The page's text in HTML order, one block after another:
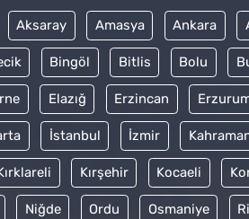
Aksaray Amasya Ankara
Bingöl Bitlis Bolu
Elazığ Erzincan
İstanbul İzmir
Kırşehir Kocaeli
Niğde Ordu Osmaniye